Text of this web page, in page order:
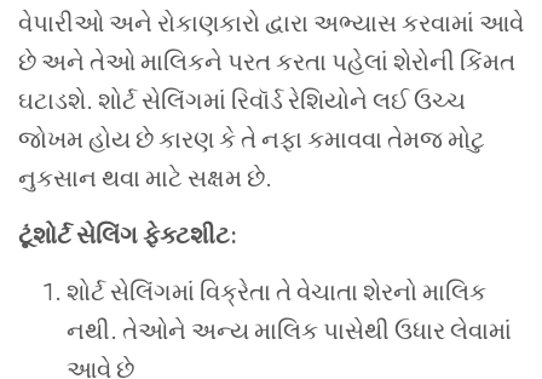
વેપારીઓ અને રોકાણકારો દ્વારા અભ્યાસ કરવામાં આવે
છે અને તેઓ માલિકને પરત કરતા પહેલાં શેરોની કિંમત
ઘટાડશે. શોર્ટ સેલિંગમાં રિવૉર્ડ રેશિયોને લઈ ઉચ્ચ
જોખમ હોય છે કારણ કે તે નફા કમાવવા તેમજ મોટુ
નુકસાન થવા માટે સક્ષમ છે.
ટૂંશોર્ટ સેલિંગ ફેક્ટશીટ:
શોર્ટ સેલિંગમાં વિક્રેતા તે વેચાતા શેરનો માલિક
નથી. તેઓને અન્ય માલિક પાસેથી ઉધાર લેવામાં
આવે છે